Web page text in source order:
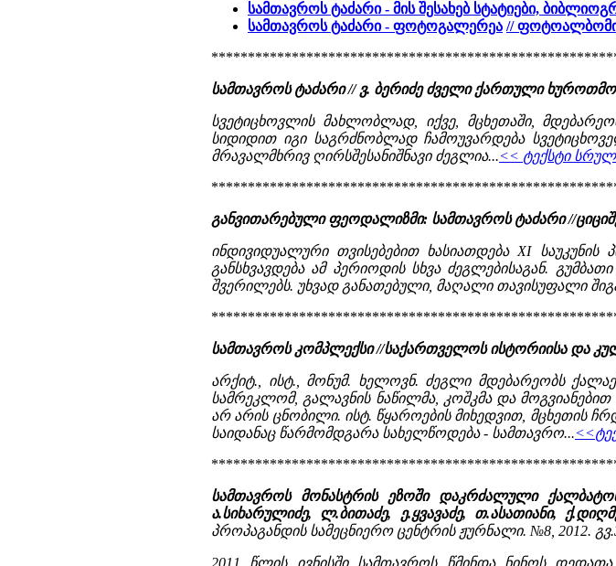
სამთავროს ტაძარი - მის შესახებ სტატიები,
სამთავროს ტაძარი - ფოტოგალერეა //
სამთავროს ტაძარი // ვ. ბერიძე ძველი ქართული
სვეტიცხოვლის მახლობლად, იქვე, მცხეთაში,
სიდიდით იგი საგრძნობლად ჩამოუვარდება
მრავალმხრივ ღირსშესანიშნავი ძეგლია...<< ტექსტი
განვითარებული ფეოდალიზმი: სამთავროს ტაძარი //
ინდივიდუალური თვისებებით ხასიათდება XI
განსხვავდება ამ პერიოდის სხვა ძეგლებისაგან.
შვერილებს. უხვად განათებული, მაღალი თავისუფალი
სამთავროს კომპლექსი //საქართველოს ისტორიისა და
არქიტ., ისტ., მონუმ. ხელოვნ. ძეგლი მდებარეობს
სამრეკლომ, გალავნის ნაწილმა, კოშკმა და
არ არის ცნობილი. ისტ. წყაროების მიხედვით, მცხეთის
საიდანაც წარმომდგარა სახელწოდება - სამთავრო...
სამთავროს მონასტრის ეზოში დაკრძალული
ა.სიხარულიძე, ლ.ბითაძე, ე.ყვავაძე, თ.ასათიანი,
პროპაგანდის სამეცნიერო ცენტრის ჟურნალი. №8, 2012.
2011 წლის ივნისში სამთავროს წმინდა ნინოს